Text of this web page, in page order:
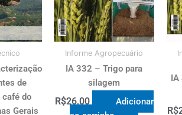
de
café do
Gerais
Informe Agropecuário
IA 332 – Trigo para
silagem
R$26,00
Adicionar
R$